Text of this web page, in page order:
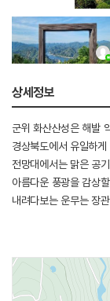
상세정보
군위 화산산성은 해발
경상북도에서 유일하
전망대에서는 맑은 공
아름다운 풍광을 감상
내려다보는 운무는 장
신비로운 풍경은 마치